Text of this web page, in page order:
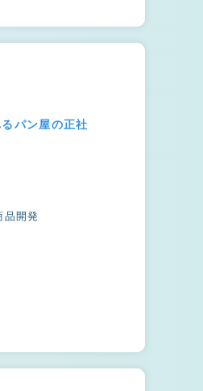
パン屋の正社
品開発